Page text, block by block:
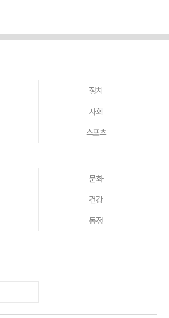
정치
사회
스포츠
문화
건강
동정